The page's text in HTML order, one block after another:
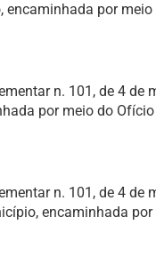
por
n. 101, de 4
por meio do
n. 101, de 4
encaminhada